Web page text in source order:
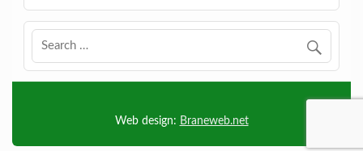
Web design: Braneweb.net